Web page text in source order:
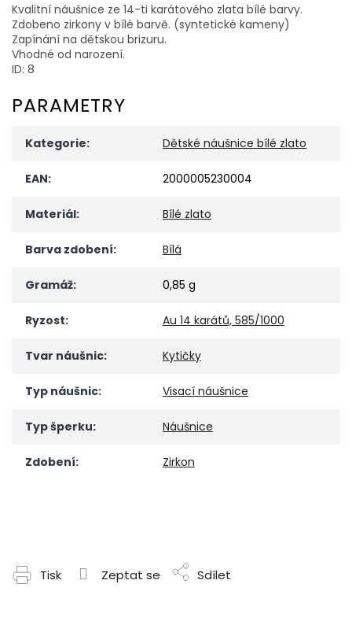
Kvalitní náušnice ze 14-ti karátového zlata bílé barvy.
Zdobeno zirkony v bílé barvě. (syntetické kameny)
Zapínání na dětskou brizuru.
Vhodné od narození.
ID: 8
PARAMETRY
Kategorie: Dětské náušnice bílé zlato
EAN: 2000005230004
Materiál: Bílé zlato
Barva zdobení: Bílá
Gramáž: 0,85 g
Ryzost: Au 14 karátů, 585/1000
Tvar náušnic: Kytičky
Typ náušnic: Visací náušnice
Typ šperku: Náušnice
Zdobení: Zirkon
Tisk Zeptat se Sdílet